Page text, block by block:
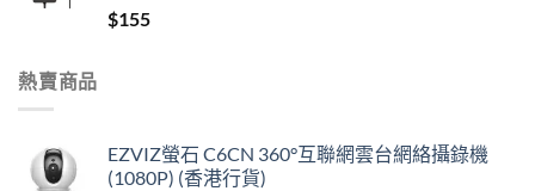
$155
熱賣商品
EZVIZ螢石 C6CN 360°互聯網雲台網絡攝錄機
(1080P) (香港行貨)